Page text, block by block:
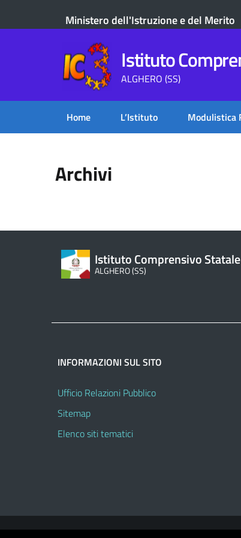
Ministero dell'Istruzione e del Merito
Istituto
ALGHERO (SS)
Home L’Istituto Modulistica
Archivi
Istituto Comprensivo
ALGHERO (SS)
INFORMAZIONI SUL SITO
Ufficio Relazioni Pubblico
Sitemap
Elenco siti tematici